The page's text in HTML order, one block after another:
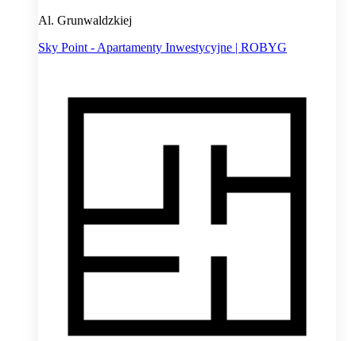
Al. Grunwaldzkiej
Sky Point - Apartamenty Inwestycyjne | ROBYG